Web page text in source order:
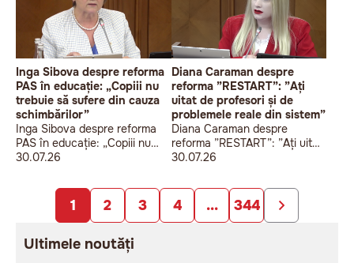
Inga Sibova despre reforma
PAS în educație: „Copiii nu
trebuie să sufere din cauza
schimbărilor”
Inga Sibova despre reforma
PAS în educație: „Copiii nu
trebuie să sufere din cauza
30.07.26
Diana Caraman despre
reforma ”RESTART”: ”Ați
uitat de profesori și de
problemele reale din sistem”
Diana Caraman despre
reforma ”RESTART”: ”Ați uitat
de profesori și de problemele
30.07.26
1 2 3 4 ... 344
Ultimele noutăți